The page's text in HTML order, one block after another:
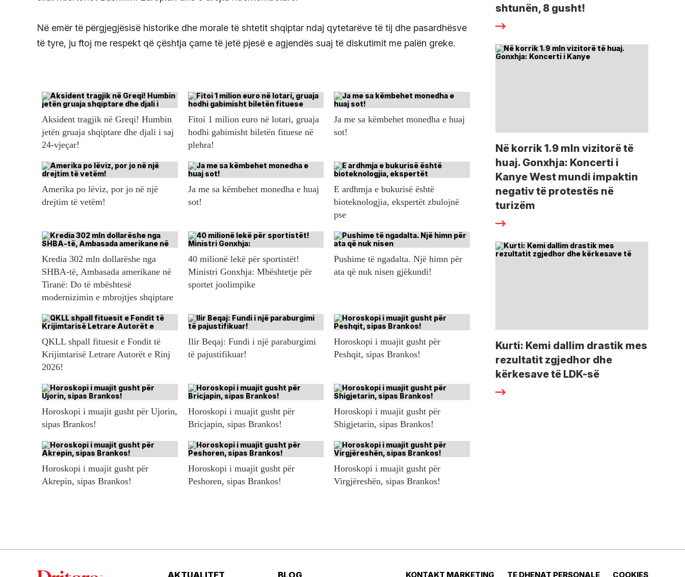
Në emër të përgjegjësisë historike dhe morale të shtetit shqiptar ndaj qytetarëve të tij dhe pasardhësve
të tyre, ju ftoj me respekt që çështja çame të jetë pjesë e agjendës suaj të diskutimit me palën greke.
Aksident tragjik në Greqi! Humbin
jetën gruaja shqiptare dhe djali i saj
24-vjeçar!
Fitoi 1 milion euro në lotari, gruaja
hodhi gabimisht biletën fituese në
plehra!
Ja me sa këmbehet monedha e huaj
sot!
Amerika po lëviz, por jo në një
drejtim të vetëm!
Ja me sa këmbehet monedha e huaj
sot!
E ardhmja e bukurisë është
bioteknologjia, ekspertët zbulojnë
pse
Kredia 302 mln dollarëshe nga
SHBA-të, Ambasada amerikane në
Tiranë: Do të mbështesë
modernizimin e mbrojtjes shqiptare
40 milionë lekë për sportistët!
Ministri Gonxhja: Mbështetje për
sportet joolimpike
Pushime të ngadalta. Një himn për
ata që nuk nisen gjëkundi!
QKLL shpall fituesit e Fondit të
Krijimtarisë Letrare Autorët e Rinj
2026!
Ilir Beqaj: Fundi i një paraburgimi
të pajustifikuar!
Horoskopi i muajit gusht për
Peshqit, sipas Brankos!
Horoskopi i muajit gusht për Ujorin,
sipas Brankos!
Horoskopi i muajit gusht për
Bricjapin, sipas Brankos!
Horoskopi i muajit gusht për
Shigjetarin, sipas Brankos!
Horoskopi i muajit gusht për
Akrepin, sipas Brankos!
Horoskopi i muajit gusht për
Peshoren, sipas Brankos!
Horoskopi i muajit gusht për
Virgjëreshën, sipas Brankos!
shtunën, 8 gusht!
Në korrik 1.9 mln vizitorë të
huaj. Gonxhja: Koncerti i
Kanye West mundi impaktin
negativ të protestës në
turizëm
Kurti: Kemi dallim drastik mes
rezultatit zgjedhor dhe
kërkesave të LDK-së
KONTAKT MARKETING TE DHENAT PERSONALE COOKIES